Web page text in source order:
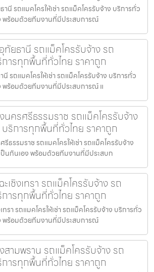
นี รถแมคโครให้เช่า รถแม็คโครรับจ้าง บริการทั่ว
พร้อมด้วยทีมงานที่มีประสบการณ์
ทัยธานี รถแม็คโครรับจ้าง รถ
การทุกพื้นที่ทั่วไทย ราคาถูก
รถแมคโครให้เช่า รถแม็คโครรับจ้าง บริการทั่ว
พร้อมด้วยทีมงานที่มีประสบการณ์ แ
นครศรีธรรมราช รถแม็คโครรับจ้าง
บริการทุกพื้นที่ทั่วไทย ราคาถูก
ธรรมราช รถแมคโครให้เช่า รถแม็คโครรับจ้าง
ป็นกันเอง พร้อมด้วยทีมงานที่มีประสบก
เชิงเทรา รถแม็คโครรับจ้าง รถ
การทุกพื้นที่ทั่วไทย ราคาถูก
ทรา รถแมคโครให้เช่า รถแม็คโครรับจ้าง บริการทั่ว
พร้อมด้วยทีมงานที่มีประสบการณ์
สามพราน รถแม็คโครรับจ้าง รถ
การทุกพื้นที่ทั่วไทย ราคาถูก